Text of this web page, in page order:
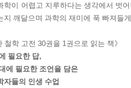
학이 어렵고 지루하다는 생각에서 벗
지 깨달으며 과학의 재미에 푹 빠져들
철학 고전 30권을 1권으로 읽는 책》
필요한 답,
에 필요한 조언을 담은
자들의 인생 수업